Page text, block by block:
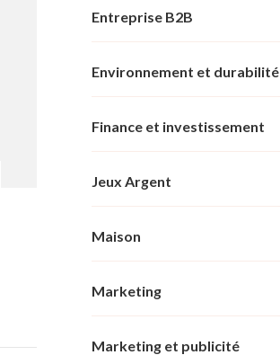
Entreprise B2B
Environnement et durabilité
Finance et investissement
Jeux Argent
Maison
Marketing
Marketing et publicité